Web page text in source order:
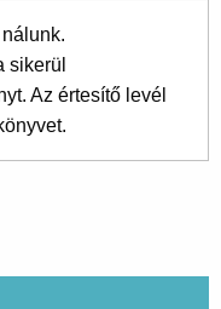
sikerül
Az értesítő levél